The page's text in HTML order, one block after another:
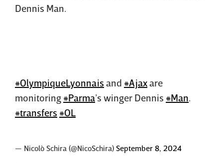
Dennis Man.
#OlympiqueLyonnais and #Ajaxare
monitoring #Parma’s winger Dennis #Man.
#transfers #OL
— Nicolò Schira (@NicoSchira) September 8, 2024